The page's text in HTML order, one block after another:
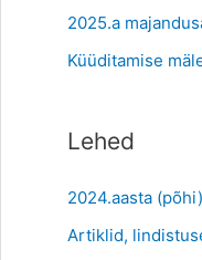
r
:
2025.a
Küüditamise
Lehed
2024.aasta
Artiklid,